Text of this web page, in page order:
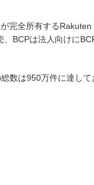
完全所有する
BCPは法人向けに
数は950万件に達し